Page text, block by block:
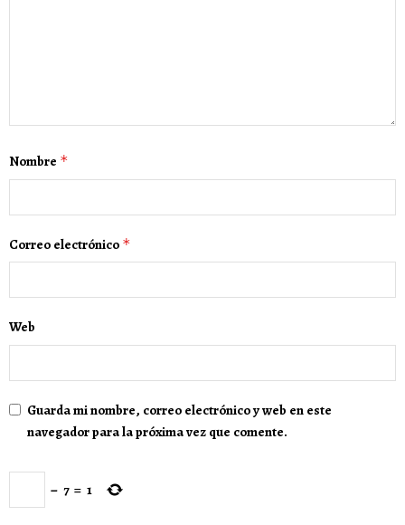
Nombre *
Correo electrónico *
Web
Guarda mi nombre, correo electrónico y web en este
navegador para la próxima vez que comente.
− 7 = 1